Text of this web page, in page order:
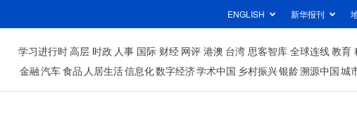
ENGLISH 新华报刊
学习进行时高层 时政 人事 国际 财经 网评 港澳 台湾 思客智库 全球连线教育
金融汽车食品 人居生活信息化数字经济学术中国 乡村振兴银龄溯源中国城